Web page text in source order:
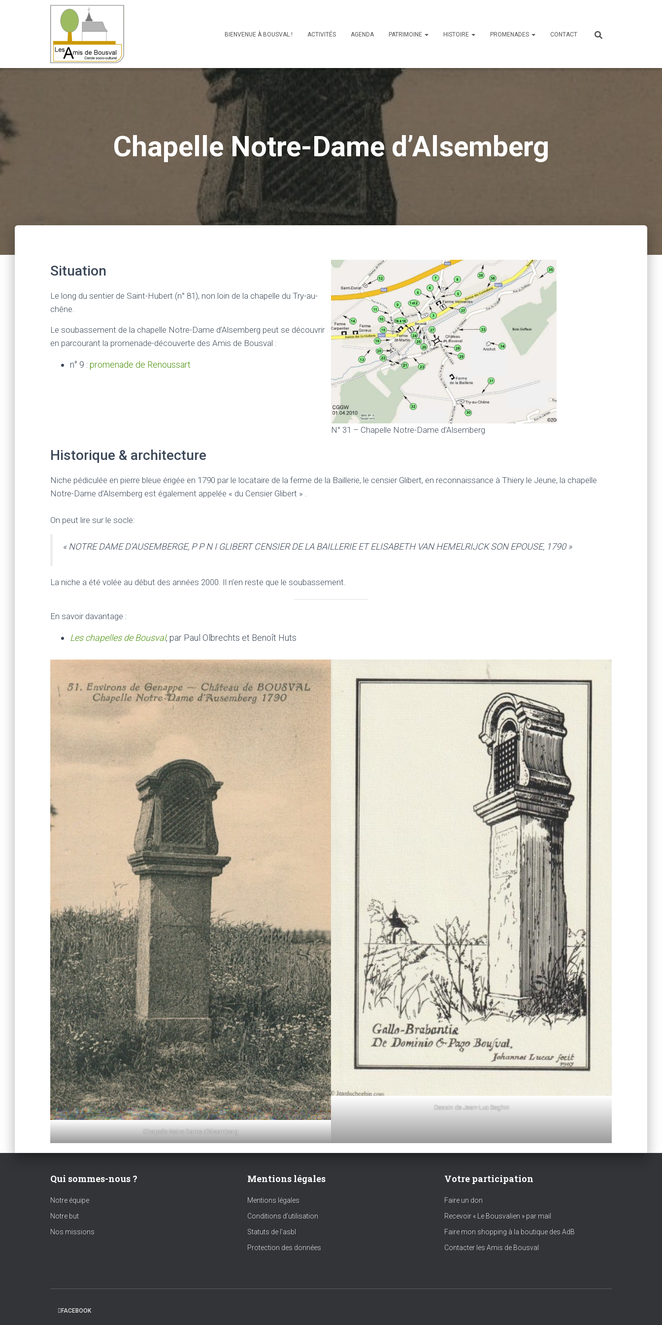
BIENVENUE À BOUSVAL ! ACTIVITÉS AGENDA PATRIMOINE HISTOIRE PROMENADES CONTACT
Chapelle Notre-Dame d’Alsemberg
Situation
Le long du sentier de Saint-Hubert (n° 81), non loin de la chapelle du Try-au-
chêne.
Le soubassement de la chapelle Notre-Dame d’Alsemberg peut se découvrir
en parcourant la promenade-découverte des Amis de Bousval :
n° 9 : promenade de Renoussart
N° 31 – Chapelle Notre-Dame d’Alsemberg
Historique & architecture
Niche pédiculée en pierre bleue érigée en 1790 par le locataire de la ferme de la Baillerie, le censier Glibert, en reconnaissance à Thiery le Jeune, la chapelle
Notre-Dame d’Alsemberg est également appelée « du Censier Glibert » .
On peut lire sur le socle:
« NOTRE DAME D’AUSEMBERGE, P P N I GLIBERT CENSIER DE LA BAILLERIE ET ELISABETH VAN HEMELRIJCK SON EPOUSE, 1790 »
La niche a été volée au début des années 2000. Il n’en reste que le soubassement.
En savoir davantage :
Les chapelles de Bousval, par Paul Olbrechts et Benoît Huts
Chapelle Notre Dame d’Alsemberg
Dessin de Jean-Luc Beghin
Qui sommes-nous ?
Notre équipe
Notre but
Nos missions
Mentions légales
Mentions légales
Conditions d’utilisation
Statuts de l’asbl
Protection des données
Votre participation
Faire un don
Recevoir « Le Bousvalien » par mail
Faire mon shopping à la boutique des AdB
Contacter les Amis de Bousval
FACEBOOK